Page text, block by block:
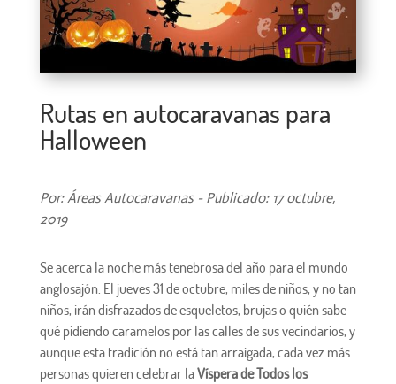
Rutas en autocaravanas para
Halloween
Por: Áreas Autocaravanas - Publicado: 17 octubre,
2019
Se acerca la noche más tenebrosa del año para el mundo
anglosajón. El jueves 31 de octubre, miles de niños, y no tan
niños, irán disfrazados de esqueletos, brujas o quién sabe
qué pidiendo caramelos por las calles de sus vecindarios, y
aunque esta tradición no está tan arraigada, cada vez más
personas quieren celebrar laVíspera de Todos los